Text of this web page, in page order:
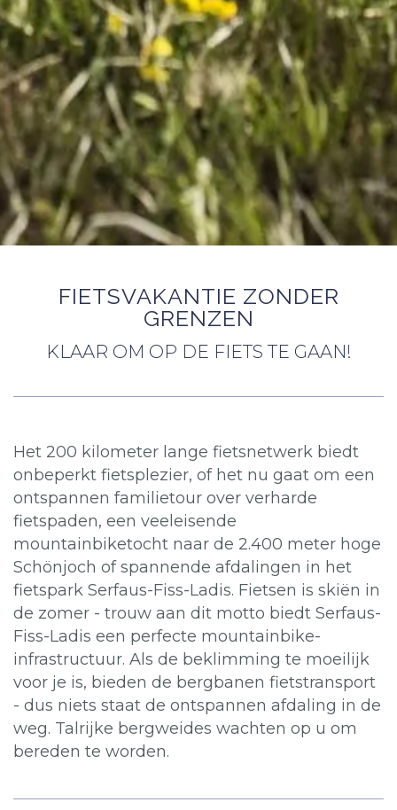
FIETSVAKANTIE ZONDER
GRENZEN
KLAAR OM OP DE FIETS TE GAAN!
Het 200 kilometer lange fietsnetwerk biedt
onbeperkt fietsplezier, of het nu gaat om een ​​
ontspannen familietour over verharde
fietspaden, een veeleisende
mountainbiketocht naar de 2.400 meter hoge
Schönjoch of spannende afdalingen in het
fietspark Serfaus-Fiss-Ladis. Fietsen is skiën in
de zomer - trouw aan dit motto biedt Serfaus-
Fiss-Ladis een perfecte mountainbike-
infrastructuur. Als de beklimming te moeilijk
voor je is, bieden de bergbanen fietstransport
- dus niets staat de ontspannen afdaling in de
weg. Talrijke bergweides wachten op u om
bereden te worden.